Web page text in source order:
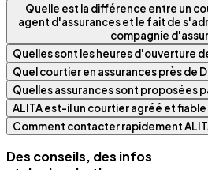
Quelle est la différence entre un
agent d'assurances et le fait de
compagnie
Quelles sont les heures d'ouverture
Quel courtier en assurances près de
Quelles assurances sont proposées
ALITA est-il un courtier agréé et fiable
Comment contacter rapidement
Des conseils, des infos